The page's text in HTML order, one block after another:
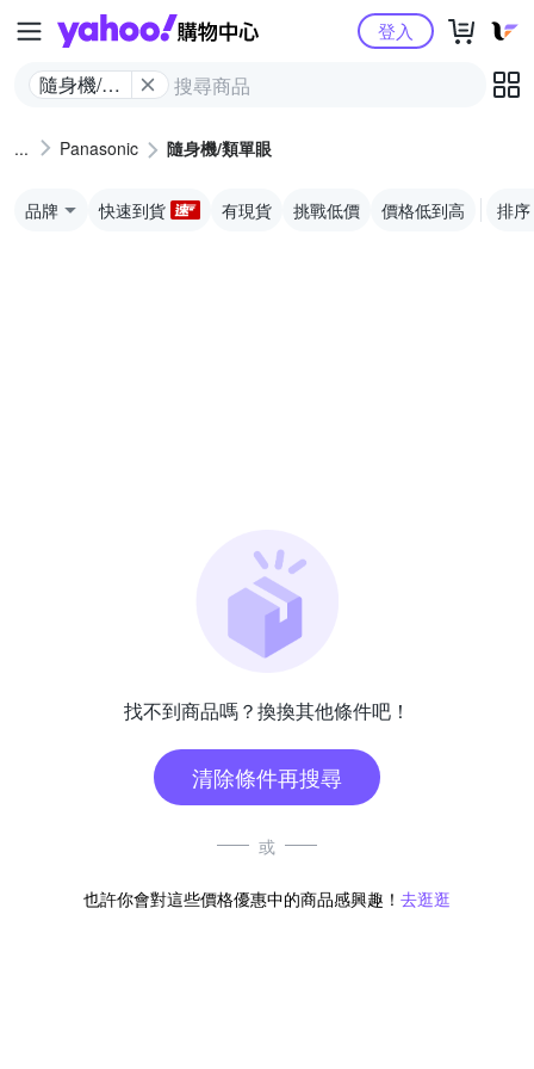
Yahoo購物中心
隨身機/類
登入
Panasonic 隨身機/類單眼
品牌 快速到貨 有現貨 挑戰低價 價格低到高 排序
找不到商品嗎？換換其他條件吧！
清除條件再搜尋
或
也許你會對這些價格優惠中的商品感興趣！ 去逛逛